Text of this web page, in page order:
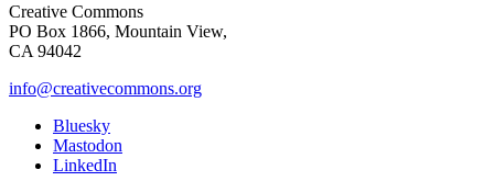
Creative Commons
PO Box 1866, Mountain View,
CA 94042
info@creativecommons.org
Bluesky
Mastodon
LinkedIn